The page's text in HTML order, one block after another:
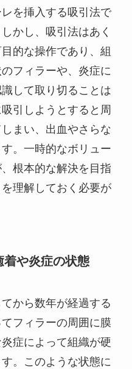
を挿入する吸引法で
かし、吸引法はあく
的な操作であり、組
フィラーや、炎症に
して取り切ることは
引しようとすると周
まい、出血やさらな
。一時的なボリュー
根本的な解決を目指
理解しておく必要が
着や炎症の状態
から数年が経過する
フィラーの周囲に膜
症によって組織が硬
。このような状態に